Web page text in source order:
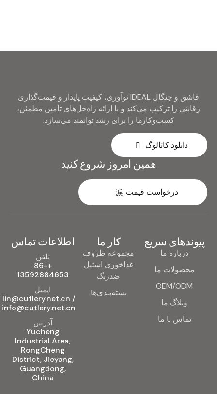
قاشق و چنگال IDEAL نوآوری، کیفیت پایدار و قیمت‌گذاری
رقابتی را ترکیب می‌کند و با ارائه راه‌حل‌های تأمین مطمئن،
کسب‌وکارها را برای رشد توانمند می‌سازد.
دانلود کاتالوگ
همین امروز شروع کنید
درخواست قیمت
پیوندهای سریع
درباره ما
محصولات ما
OEM/ODM
وبلاگ ما
تماس با ما
کار ما
مجموعه ظروف
غذاخوری استیل
ضدزنگ
بسته‌بندی‌ها
اطلاعات تماس
تلفن
+86-
13592884653
ایمیل
lin@cutlery.net.cn /
info@cutlery.net.cn
آدرس
Yucheng
Industrial Area,
RongCheng
District, Jieyang,
Guangdong,
China